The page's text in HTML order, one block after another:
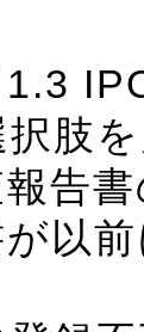
肢
告
以前